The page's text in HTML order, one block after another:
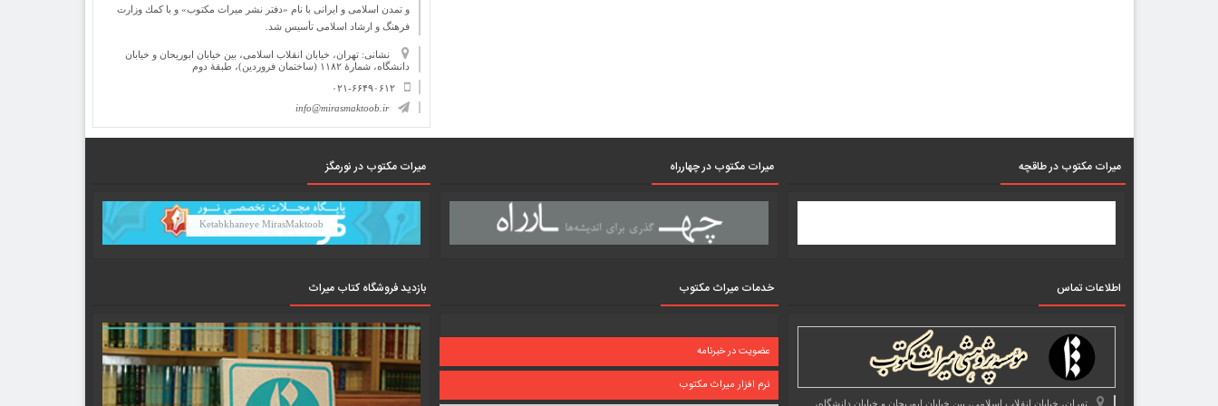
و تمدن اسلامی و ایرانی با نام «دفتر نشر میراث مكتوب» و با كمك وزارت
فرهنگ و ارشاد اسلامی تأسیس شد.
نشانی: تهران، خیابان انقلاب اسلامی، بین خیابان ابوریحان و خیابان
دانشگاه، شمارۀ ۱۱۸۲ (ساختمان فروردین)، طبقۀ دوم
۰۲۱-۶۶۴۹۰۶۱۲
info@mirasmaktoob.ir
میرات مکتوب در طاقچه
اطلاعات تماس
تهران، خیابان انقلاب اسلامی، بین خیابان ابوریحان و خیابان دانشگاه،
میرات مکتوب در چهارراه
خدمات میراث مکتوب
عضویت در خبرنامه
نرم افزار میراث مکتوب
میرات مکتوب در نورمگز
Ketabkhaneye MirasMaktoob
بازدید فروشگاه کتاب میراث